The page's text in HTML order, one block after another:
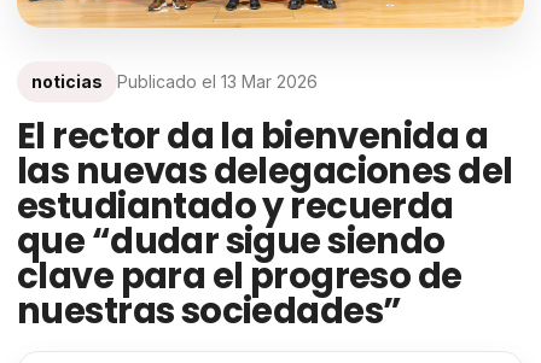
noticias Publicado el 13 Mar 2026
El rector da la bienvenida a
las nuevas delegaciones del
estudiantado y recuerda
que “dudar sigue siendo
clave para el progreso de
nuestras sociedades”